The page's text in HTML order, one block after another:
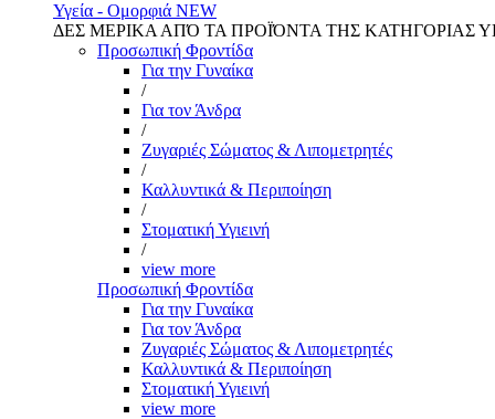
Υγεία - Ομορφιά NEW
ΔΕΣ ΜΕΡΙΚΑ ΑΠΌ ΤΑ ΠΡΟΪΌΝΤΑ ΤΗΣ ΚΑΤΗΓΟΡΙΑΣ
Προσωπική Φροντίδα
Για την Γυναίκα
/
Για τον Άνδρα
/
Ζυγαριές Σώματος & Λιπομετρητές
/
Καλλυντικά & Περιποίηση
/
Στοματική Υγιεινή
/
view more
Προσωπική Φροντίδα
Για την Γυναίκα
Για τον Άνδρα
Ζυγαριές Σώματος & Λιπομετρητές
Καλλυντικά & Περιποίηση
Στοματική Υγιεινή
view more